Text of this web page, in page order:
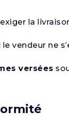
la
le vendeur ne
versées